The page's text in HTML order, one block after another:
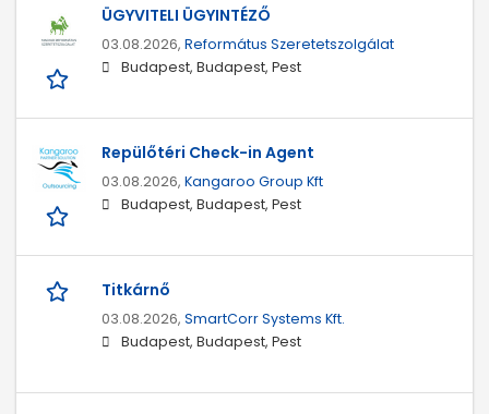
ÜGYVITELI ÜGYINTÉZŐ
03.08.2026, Református Szeretetszolgálat
Budapest, Budapest, Pest
Repülőtéri Check-in Agent
03.08.2026, Kangaroo Group Kft
Budapest, Budapest, Pest
Titkárnő
03.08.2026, SmartCorr Systems Kft.
Budapest, Budapest, Pest